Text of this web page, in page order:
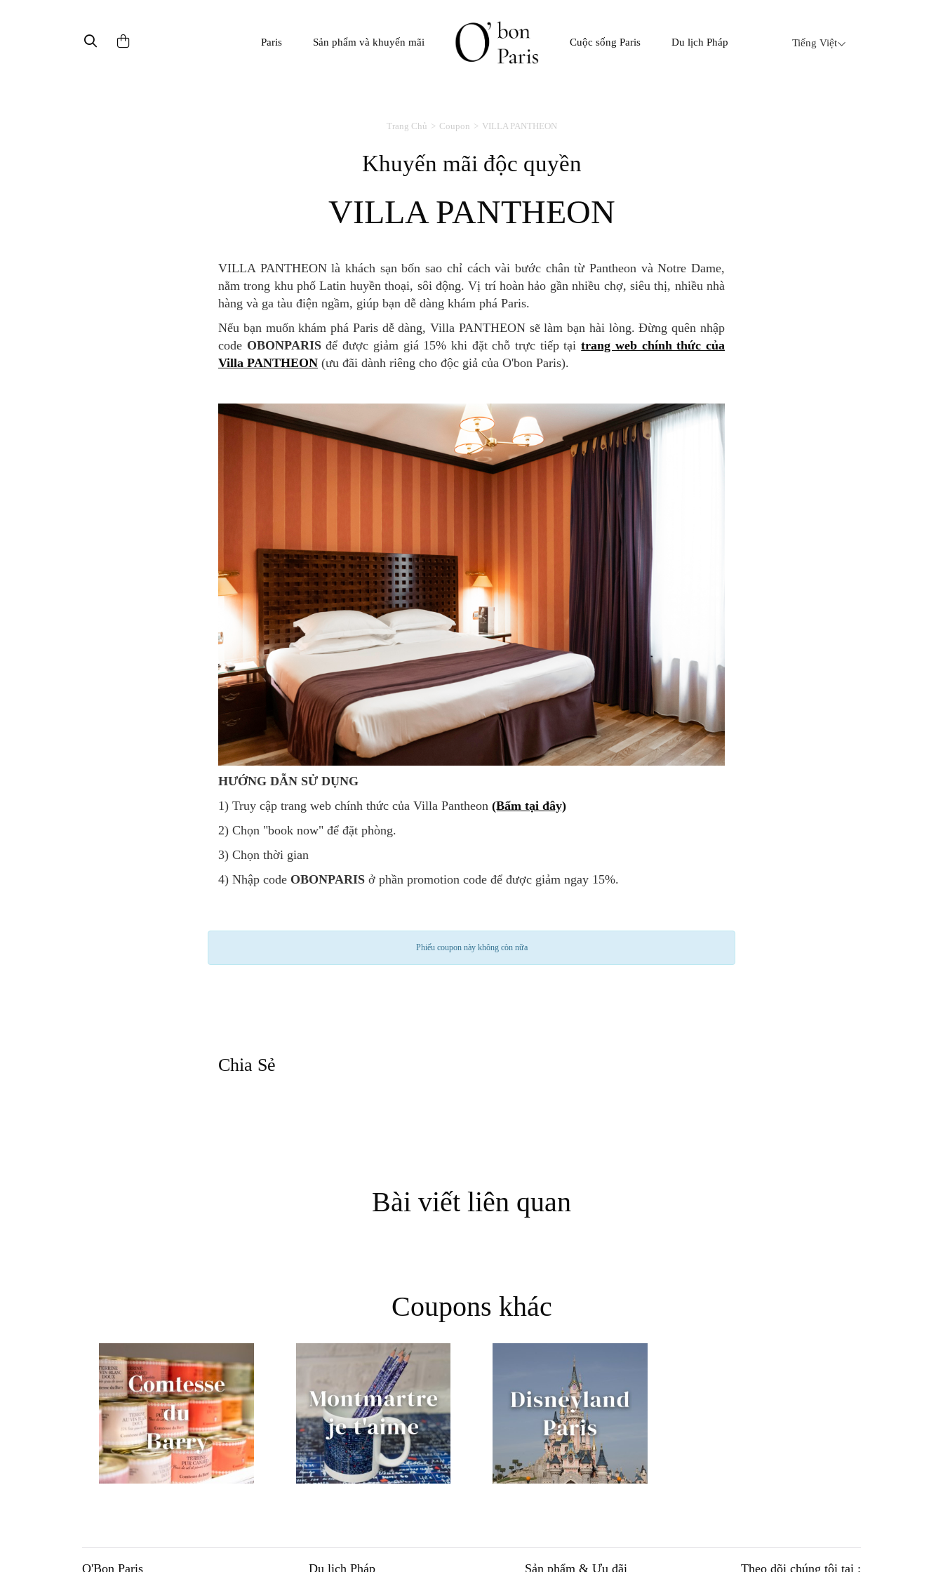
Paris Sản phẩm và khuyến mãi Cuộc sống Paris Du lịch Pháp Tiếng Việt
Trang Chủ Coupon VILLA PANTHEON
Khuyến mãi độc quyền
VILLA PANTHEON
VILLA PANTHEON là khách sạn bốn sao chỉ cách vài bước chân từ Pantheon và Notre Dame,
nằm trong khu phố Latin huyền thoại, sôi động. Vị trí hoàn hảo gần nhiều chợ, siêu thị, nhiều nhà
hàng và ga tàu điện ngầm, giúp bạn dễ dàng khám phá Paris.
Nếu bạn muốn khám phá Paris dễ dàng, Villa PANTHEON sẽ làm bạn hài lòng. Đừng quên nhập
code OBONPARISđể được giảm giá 15% khi đặt chỗ trực tiếp tạitrang web chính thức của
Villa PANTHEON (ưu đãi dành riêng cho độc giả của O'bon Paris).
HƯỚNG DẪN SỬ DỤNG
1) Truy cập trang web chính thức của Villa Pantheon (Bấm tại đây)
2) Chọn "book now" để đặt phòng.
3) Chọn thời gian
4) Nhập code OBONPARIS ở phần promotion code để được giảm ngay 15%.
Phiếu coupon này không còn nữa
Chia Sẻ
Bài viết liên quan
Coupons khác
O'Bon Paris Du lịch Pháp Sản phẩm & Ưu đãi Theo dõi chúng tôi tại :